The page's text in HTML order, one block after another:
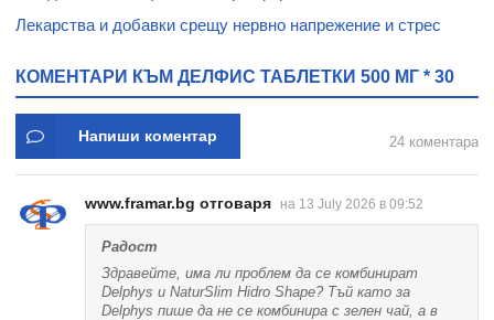
Лекарства и добавки срещу нервно напрежение и стрес
КОМЕНТАРИ КЪМ ДЕЛФИС ТАБЛЕТКИ 500 МГ * 30
Напиши коментар 24 коментара
www.framar.bg отговаря на 13 July 2026 в 09:52
Радост
Здравейте, има ли проблем да се комбинират
Delphys и NaturSlim Hidro Shape? Тъй като за
Delphys пише да не се комбинира с зелен чай, а в